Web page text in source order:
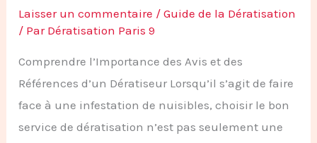
Laisser un commentaire /Guide de la Dératisation
/ Par Dératisation Paris 9
Comprendre l’Importance des Avis et des
Références d’un Dératiseur Lorsqu’il s’agit de faire
face à une infestation de nuisibles, choisir le bon
service de dératisation n’est pas seulement une